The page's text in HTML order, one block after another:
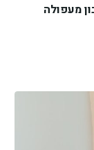
מעפולה